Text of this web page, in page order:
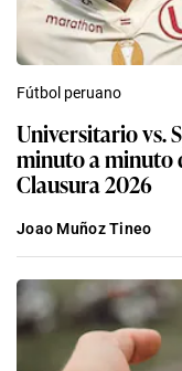
Fútbol peruano
Universitario vs.
minuto a minuto
Clausura 2026
Joao Muñoz Tineo